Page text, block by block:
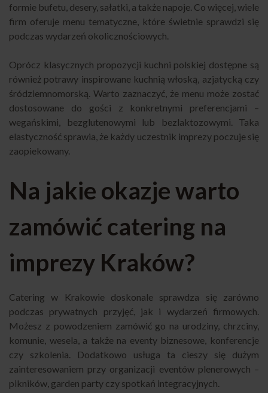
formie bufetu, desery, sałatki, a także napoje. Co więcej, wiele
firm oferuje menu tematyczne, które świetnie sprawdzi się
podczas wydarzeń okolicznościowych.
Oprócz klasycznych propozycji kuchni polskiej dostępne są
również potrawy inspirowane kuchnią włoską, azjatycką czy
śródziemnomorską. Warto zaznaczyć, że menu może zostać
dostosowane do gości z konkretnymi preferencjami –
wegańskimi, bezglutenowymi lub bezlaktozowymi. Taka
elastyczność sprawia, że każdy uczestnik imprezy poczuje się
zaopiekowany.
Na jakie okazje warto
zamówić catering na
imprezy Kraków?
Catering w Krakowie doskonale sprawdza się zarówno
podczas prywatnych przyjęć, jak i wydarzeń firmowych.
Możesz z powodzeniem zamówić go na urodziny, chrzciny,
komunie, wesela, a także na eventy biznesowe, konferencje
czy szkolenia. Dodatkowo usługa ta cieszy się dużym
zainteresowaniem przy organizacji eventów plenerowych –
pikników, garden party czy spotkań integracyjnych.